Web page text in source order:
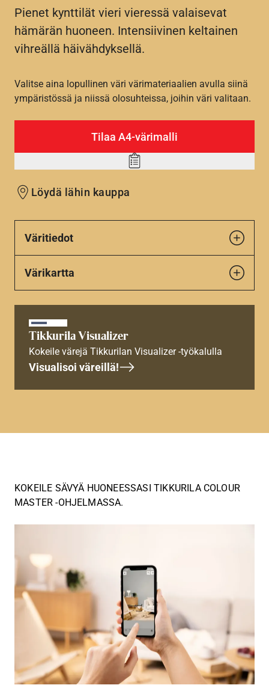
Pienet kynttilät vieri vieressä valaisevat
hämärän huoneen. Intensiivinen keltainen
vihreällä häivähdyksellä.
Valitse aina lopullinen väri värimateriaalien avulla siinä
ympäristössä ja niissä olosuhteissa, joihin väri valitaan.
Tilaa A4-värimalli
Add
Löydä lähin kauppa
Väritiedot
Värikartta
Tikkurila Visualizer
Kokeile värejä Tikkurilan Visualizer -työkalulla
Visualisoi väreillä!
KOKEILE SÄVYÄ HUONEESSASI TIKKURILA COLOUR
MASTER -OHJELMASSA.